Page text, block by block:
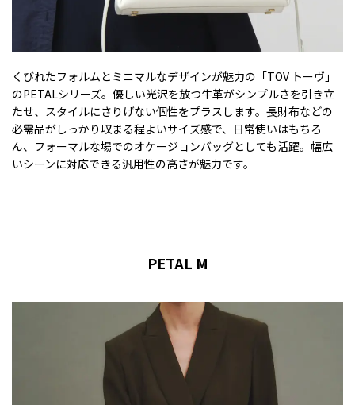
くびれたフォルムとミニマルなデザインが魅力の「TOV トーヴ」
のPETALシリーズ。優しい光沢を放つ牛革がシンプルさを引き立
たせ、スタイルにさりげない個性をプラスします。長財布などの
必需品がしっかり収まる程よいサイズ感で、日常使いはもちろ
ん、フォーマルな場でのオケージョンバッグとしても活躍。幅広
いシーンに対応できる汎用性の高さが魅力です。
PETAL M